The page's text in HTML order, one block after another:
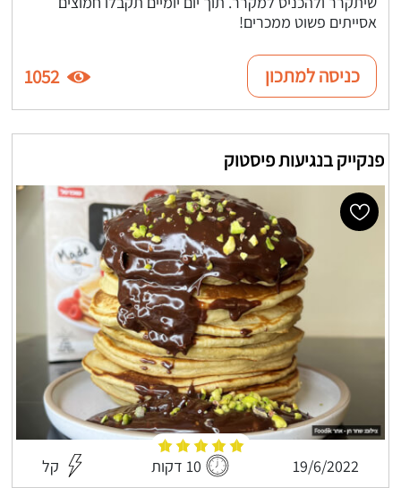
אסייתים פשוט ממכרים!
כניסה למתכון 1052
פנקייק בנגיעות פיסטוק
19/6/2022 10 דקות קל